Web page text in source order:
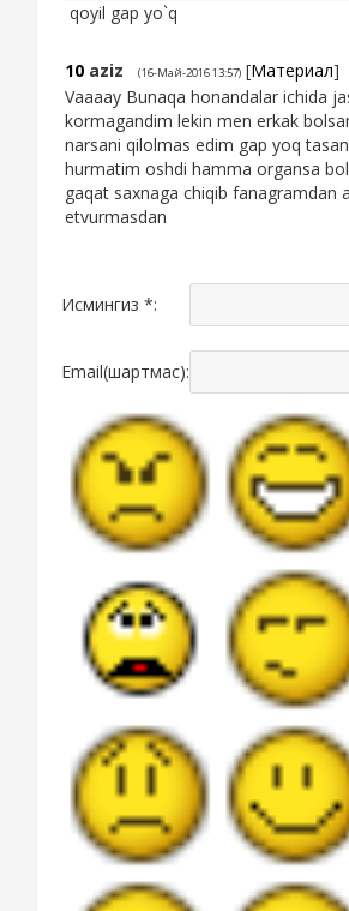
qoyil gap yo`q
10 aziz (16-Май-2016 13:57) [Материал]
Vaaaay Bunaqa honandalar ichida
kormagandim lekin men erkak
narsani qilolmas edim gap yoq
hurmatim oshdi hamma organsa
gaqat saxnaga chiqib fanagramdan
etvurmasdan
Исмингиз *:
Email(шартмас):